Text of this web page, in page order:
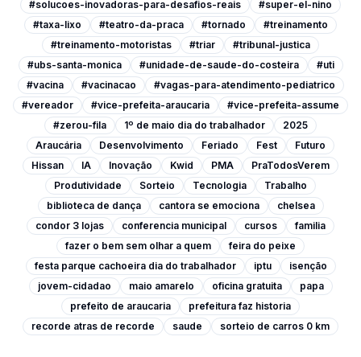
#solucoes-inovadoras-para-desafios-reais
#super-el-nino
#taxa-lixo
#teatro-da-praca #tornado
#treinamento
#treinamento-motoristas
#triar
#tribunal-justica
#ubs-santa-monica
#unidade-de-saude-do-costeira
#uti
#vacina
#vacinacao
#vagas-para-atendimento-pediatrico
#vereador
#vice-prefeita-araucaria
#vice-prefeita-assume
#zerou-fila
1º de maio dia do trabalhador
2025
Araucária
Desenvolvimento Feriado Fest
Futuro
Hissan
IA Inovação Kwid PMA
PraTodosVerem
Produtividade
Sorteio Tecnologia
Trabalho
biblioteca de dança
cantora se emociona
chelsea
condor 3 lojas
conferencia municipal cursos
familia
fazer o bem sem olhar a quem
feira do peixe
festa parque cachoeira dia do trabalhador
iptu
isenção
jovem-cidadao
maio amarelo oficina gratuita
papa
prefeito de araucaria
prefeitura faz historia
recorde atras de recorde
saude sorteio de carros 0 km